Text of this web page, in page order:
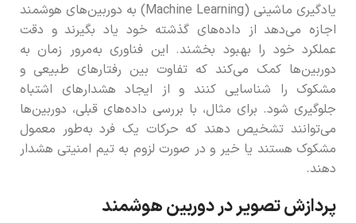
یادگیری ماشینی (Machine Learning) به دوربین‌های هوشمند
اجازه می‌دهد از داده‌های گذشته خود یاد بگیرند و دقت
عملکرد خود را بهبود بخشند. این فناوری به‌مرور زمان به
دوربین‌ها کمک می‌کند که تفاوت بین رفتارهای طبیعی و
مشکوک را شناسایی کنند و از ایجاد هشدارهای اشتباه
جلوگیری شود. برای مثال، با بررسی داده‌های قبلی، دوربین‌ها
می‌توانند تشخیص دهند که حرکات یک فرد به‌طور معمول
مشکوک هستند یا خیر و در صورت لزوم به تیم امنیتی هشدار
دهند.
پردازش تصویر در دوربین‌ هوشمند